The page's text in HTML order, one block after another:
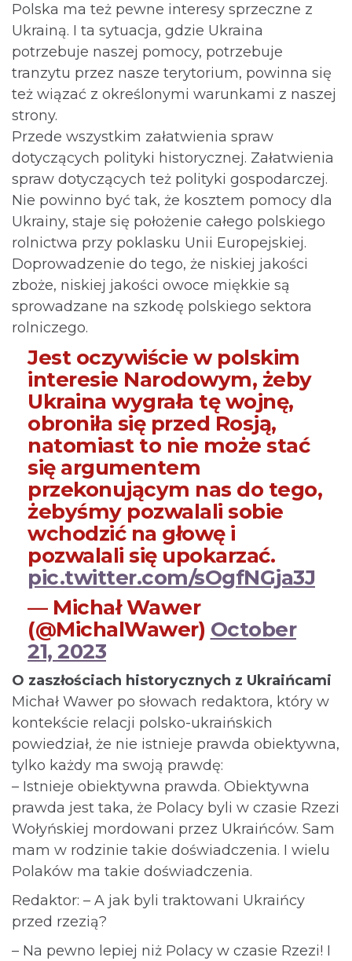
Polska ma też pewne interesy sprzeczne z
Ukrainą. I ta sytuacja, gdzie Ukraina
potrzebuje naszej pomocy, potrzebuje
tranzytu przez nasze terytorium, powinna się
też wiązać z określonymi warunkami z naszej
strony.
Przede wszystkim załatwienia spraw
dotyczących polityki historycznej. Załatwienia
spraw dotyczących też polityki gospodarczej.
Nie powinno być tak, że kosztem pomocy dla
Ukrainy, staje się położenie całego polskiego
rolnictwa przy poklasku Unii Europejskiej.
Doprowadzenie do tego, że niskiej jakości
zboże, niskiej jakości owoce miękkie są
sprowadzane na szkodę polskiego sektora
rolniczego.
Jest oczywiście w polskim
interesie Narodowym, żeby
Ukraina wygrała tę wojnę,
obroniła się przed Rosją,
natomiast to nie może stać
się argumentem
przekonującym nas do tego,
żebyśmy pozwalali sobie
wchodzić na głowę i
pozwalali się upokarzać.
pic.twitter.com/sOgfNGja3J
— Michał Wawer
(@MichalWawer) October
21, 2023
O zaszłościach historycznych z Ukraińcami
Michał Wawer po słowach redaktora, który w
kontekście relacji polsko-ukraińskich
powiedział, że nie istnieje prawda obiektywna,
tylko każdy ma swoją prawdę:
– Istnieje obiektywna prawda. Obiektywna
prawda jest taka, że Polacy byli w czasie Rzezi
Wołyńskiej mordowani przez Ukraińców. Sam
mam w rodzinie takie doświadczenia. I wielu
Polaków ma takie doświadczenia.
Redaktor: – A jak byli traktowani Ukraińcy
przed rzezią?
– Na pewno lepiej niż Polacy w czasie Rzezi! I